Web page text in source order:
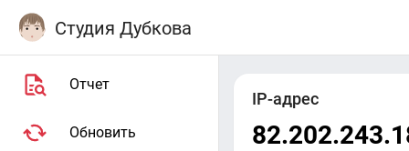
Студия Дубкова
Отчет
Обновить
IP-адрес